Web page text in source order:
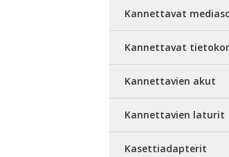
Kannettavat
Kannettavat
Kannettavien akut
Kannettavien laturit
Kasettiadapterit